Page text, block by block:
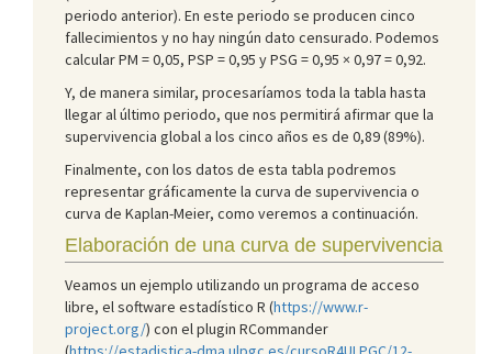
periodo anterior). En este periodo se producen cinco
fallecimientos y no hay ningún dato censurado. Podemos
calcular PM = 0,05, PSP = 0,95 y PSG = 0,95 × 0,97 = 0,92.
Y, de manera similar, procesaríamos toda la tabla hasta
llegar al último periodo, que nos permitirá afirmar que la
supervivencia global a los cinco años es de 0,89 (89%).
Finalmente, con los datos de esta tabla podremos
representar gráficamente la curva de supervivencia o
curva de Kaplan-Meier, como veremos a continuación.
Elaboración de una curva de supervivencia
Veamos un ejemplo utilizando un programa de acceso
libre, el software estadístico R (https://www.r-
project.org/) con el plugin RCommander